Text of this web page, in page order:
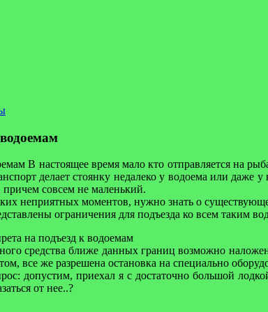
ловли и искусству успешной рыбалки
В настоящее время мало кто отправляется на
делает стоянку недалеко у водоема или даже
совсем не маленький.
неприятных моментов, нужно знать о
ограничения для подъезда ко всем таким
средства ближе данных границ возможно
все же разрешена остановка на специально
допустим, приехал я с достаточно большой
от нее..?